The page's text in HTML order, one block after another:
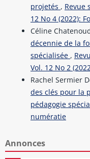
projetés , Revue
12 No 4 (2022):
Céline
décennie de la
spécialisée ,
Vol. 12 No 2
Rachel Sermier
des clés pour la
pédagogie
numératie
Annonces